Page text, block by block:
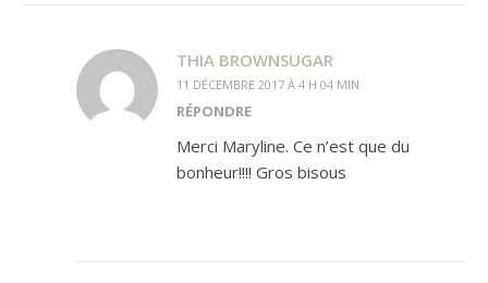
THIA BROWNSUGAR
11 DÉCEMBRE 2017 À 4 H 04 MIN
RÉPONDRE
Merci Maryline. Ce n’est que du
bonheur!!!! Gros bisous